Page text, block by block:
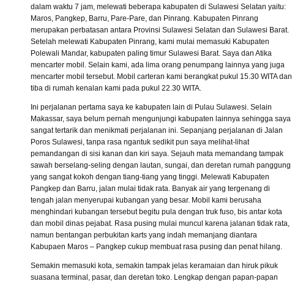
dalam waktu 7 jam, melewati beberapa kabupaten di Sulawesi Selatan yaitu:
Maros, Pangkep, Barru, Pare-Pare, dan Pinrang. Kabupaten Pinrang
merupakan perbatasan antara Provinsi Sulawesi Selatan dan Sulawesi Barat.
Setelah melewati Kabupaten Pinrang, kami mulai memasuki Kabupaten
Polewali Mandar, kabupaten paling timur Sulawesi Barat. Saya dan Atika
mencarter mobil. Selain kami, ada lima orang penumpang lainnya yang juga
mencarter mobil tersebut. Mobil carteran kami berangkat pukul 15.30 WITA dan
tiba di rumah kenalan kami pada pukul 22.30 WITA.
Ini perjalanan pertama saya ke kabupaten lain di Pulau Sulawesi. Selain
Makassar, saya belum pernah mengunjungi kabupaten lainnya sehingga saya
sangat tertarik dan menikmati perjalanan ini. Sepanjang perjalanan di Jalan
Poros Sulawesi, tanpa rasa ngantuk sedikit pun saya melihat-lihat
pemandangan di sisi kanan dan kiri saya. Sejauh mata memandang tampak
sawah berselang-seling dengan lautan, sungai, dan deretan rumah panggung
yang sangat kokoh dengan tiang-tiang yang tinggi. Melewati Kabupaten
Pangkep dan Barru, jalan mulai tidak rata. Banyak air yang tergenang di
tengah jalan menyerupai kubangan yang besar. Mobil kami berusaha
menghindari kubangan tersebut begitu pula dengan truk fuso, bis antar kota
dan mobil dinas pejabat. Rasa pusing mulai muncul karena jalanan tidak rata,
namun bentangan perbukitan karts yang indah memanjang diantara
Kabupaen Maros – Pangkep cukup membuat rasa pusing dan penat hilang.
Semakin memasuki kota, semakin tampak jelas keramaian dan hiruk pikuk
suasana terminal, pasar, dan deretan toko. Lengkap dengan papan-papan